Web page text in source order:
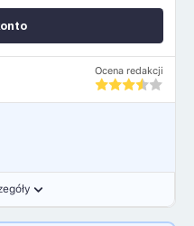
Ocena redakcji